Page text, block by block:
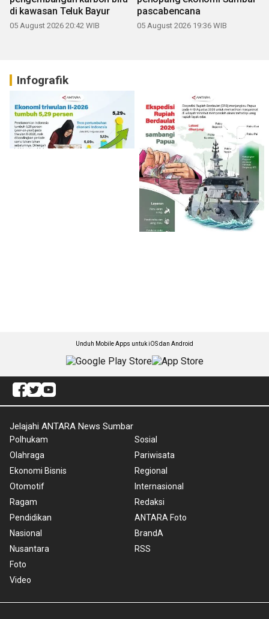
di kawasan Teluk Bayur
05 August 2026 20:42 WIB
pascabencana
05 August 2026 19:36 WIB
Infografik
Unduh Mobile Apps untuk iOS dan Android
Jelajahi ANTARA News Sumbar
Polhukam
Olahraga
Ekonomi Bisnis
Otomotif
Ragam
Pendidikan
Nasional
Nusantara
Foto
Video
Sosial
Pariwisata
Regional
Internasional
Redaksi
ANTARA Foto
BrandA
RSS